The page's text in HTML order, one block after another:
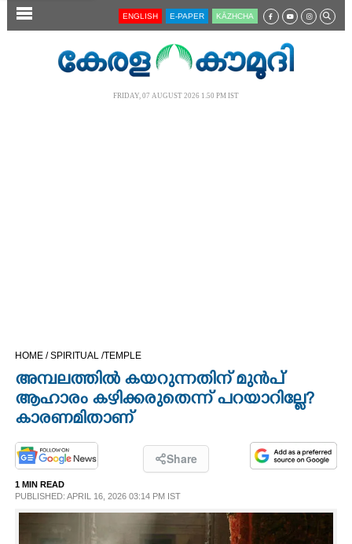
SECTIONS
OPINION
PHOTOS
LIFESTYLE
ENGLISH E-PAPER KĀZHCHA
FRIDAY, 07 AUGUST 2026 1.50 PM IST
HOME /SPIRITUAL /TEMPLE
അമ്പലത്തിൽ കയറുന്നതിന് മുൻപ്
ആഹാരം കഴിക്കരുതെന്ന് പറയാറില്ലേ?
കാരണമിതാണ്
Share
1 MIN READ
PUBLISHED: APRIL 16, 2026 03:14 PM IST